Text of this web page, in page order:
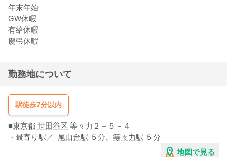
年末年始
GW休暇
有給休暇
慶弔休暇
勤務地について
駅徒歩7分以内
■東京都 世田谷区 等々力２－５－４
・最寄り駅／
尾山台駅 ５分 等々力駅 ５分
地図で見る